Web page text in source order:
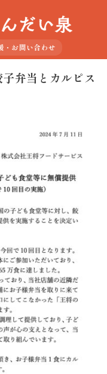
・お問い合わせ
弁当とカルピス